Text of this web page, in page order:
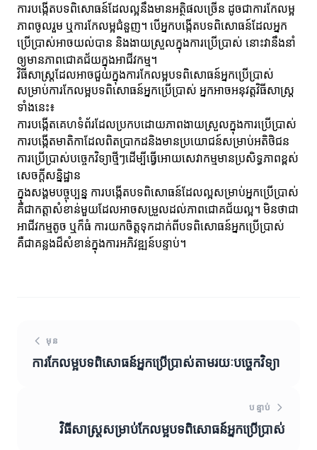
ការបង្កើតបទពិសោធន៍ដែលល្អនឹងមានអត្ថិផលច្រើន ដូចជាការកែលម្អ
ភាពចូលរួម ឬការកែលម្អជំនួញ។ បើអ្នកបង្កើតបទពិសោធន៍ដែលអ្នក
ប្រើប្រាស់អាចយល់បាន និងងាយស្រួលក្នុងការប្រើប្រាស់ នោះវានឹងនាំ
ឲ្យមានភាពជោគជ័យក្នុងអាជីវកម្ម។
វិធីសាស្ត្រដែលអាចជួយក្នុងការកែលម្អបទពិសោធន៍អ្នកប្រើប្រាស់
សម្រាប់ការកែលម្អបទពិសោធន៍អ្នកប្រើប្រាស់ អ្នកអាចអនុវត្តវិធីសាស្ត្រ
ទាំងនេះ៖
ការបង្កើតគេហទំព័រដែលប្រកបដោយភាពងាយស្រួលក្នុងការប្រើប្រាស់
ការបង្កើតមាតិកាដែលពិតប្រាកដនិងមានប្រយោជន៍សម្រាប់អតិថិជន
ការប្រើប្រាស់បច្ចេកវិទ្យាថ្មីៗដើម្បីធ្វើអោយសេវាកម្មមានប្រសិទ្ធភាពខ្ពស់
សេចក្តីសន្និដ្ឋាន
ក្នុងសង្គមបច្ចុប្បន្ន ការបង្កើតបទពិសោធន៍ដែលល្អសម្រាប់អ្នកប្រើប្រាស់
គឺជាកត្តាសំខាន់មួយដែលអាចសម្រួលដល់ភាពជោគជ័យល្អ។ មិនថាជា
អាជីវកម្មតូច ឬក៏ធំ ការយកចិត្តទុកដាក់ពីបទពិសោធន៍អ្នកប្រើប្រាស់
គឺជាគន្លងដ៏សំខាន់ក្នុងការអភិវឌ្ឍន៍បន្ទាប់។
មុន
ការកែលម្អបទពិសោធន៍អ្នកប្រើប្រាស់តាមរយៈបច្ចេកវិទ្យា
បន្ទាប់
វិធីសាស្ត្រសម្រាប់កែលម្អបទពិសោធន៍អ្នកប្រើប្រាស់